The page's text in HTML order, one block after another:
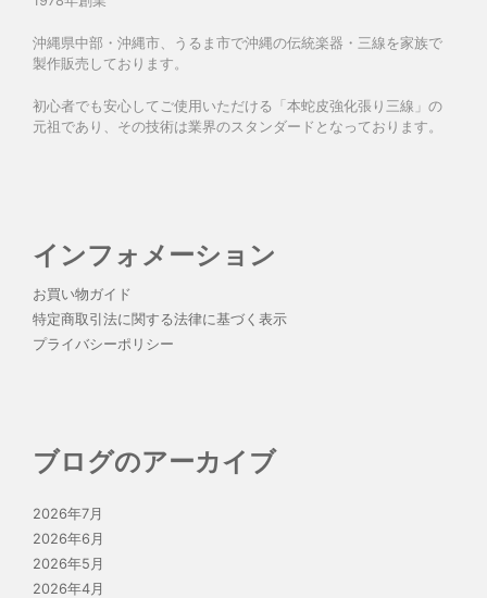
沖縄県中部・沖縄市、うるま市で沖縄の伝統楽器・三線を家族で
製作販売しております。
初心者でも安心してご使用いただける「本蛇皮強化張り三線」の
元祖であり、その技術は業界のスタンダードとなっております。
インフォメーション
お買い物ガイド
特定商取引法に関する法律に基づく表示
プライバシーポリシー
ブログのアーカイブ
2026年7月
2026年6月
2026年5月
2026年4月